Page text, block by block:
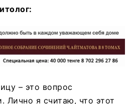
– это вопрос
Лично я считаю, что этот